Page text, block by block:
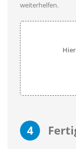
weiterhelfen.
4